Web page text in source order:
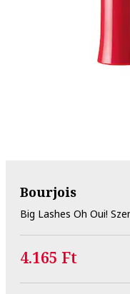
Bourjois
Big Lashes Oh Oui!
4.165 Ft